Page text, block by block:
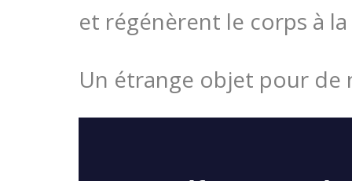
et régénèrent le corps à
Un étrange objet pour de